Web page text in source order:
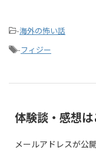
-海外の怖い話
-フィジー
体験談・感想は
メールアドレスが公